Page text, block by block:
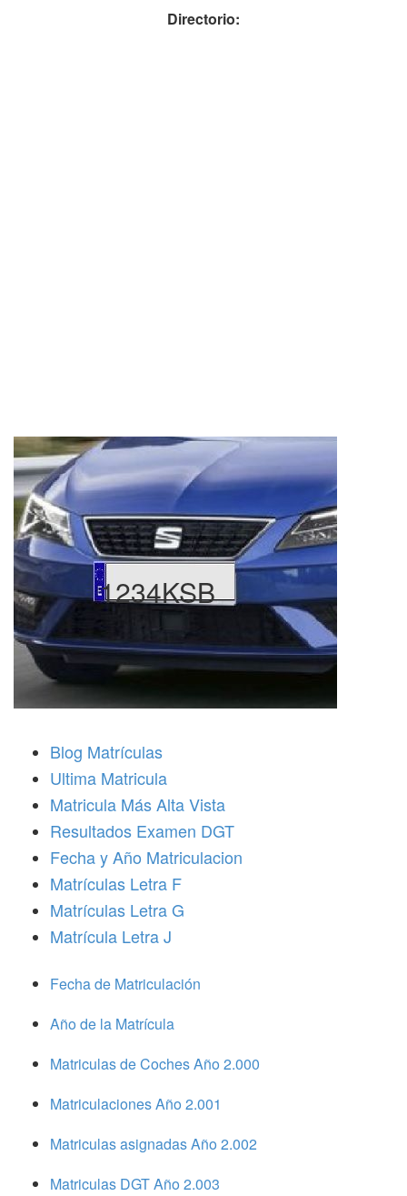
Directorio:
1234KSB
Blog Matrículas
Ultima Matricula
Matricula Más Alta Vista
Resultados Examen DGT
Fecha y Año Matriculacion
Matrículas Letra F
Matrículas Letra G
Matrícula Letra J
Fecha de Matriculación
Año de la Matrícula
Matriculas de Coches Año 2.000
Matriculaciones Año 2.001
Matriculas asignadas Año 2.002
Matriculas DGT Año 2.003